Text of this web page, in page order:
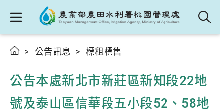
公告訊息 標租標售
公告本處新北市新莊區新知段22地
號及泰山區信華段五小段52、58地